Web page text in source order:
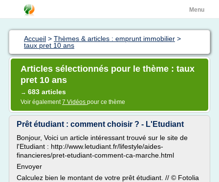
Menu
Accueil > Thèmes & articles : emprunt immobilier >
taux pret 10 ans
Articles sélectionnés pour le thème : taux
pret 10 ans
→ 683 articles
Voir également7 Vidéos pour ce thème
Prêt étudiant : comment choisir ? - L'Etudiant
Bonjour, Voici un article intéressant trouvé sur le site de
l'Etudiant : http://www.letudiant.fr/lifestyle/aides-
financieres/pret-etudiant-comment-ca-marche.html
Envoyer
Calculez bien le montant de votre prêt étudiant. // © Fotolia